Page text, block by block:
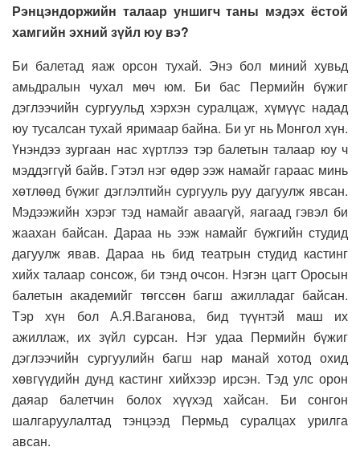
Рэнцэндоржийн талаар уншигч таны мэдэх ёстой
хамгийн эхний зүйл юу вэ?
Би балетад яаж орсон тухай. Энэ бол миний хувьд
амьдралын чухал мөч юм. Би бас Пермийн бүжиг
дэглээчийн сургуульд хэрхэн суралцаж, хүмүүс надад
юу тусалсан тухай яримаар байна. Би уг нь Монгол хүн.
Үнэндээ зургаан нас хүртлээ тэр балетын талаар юу ч
мэддэггүй байв. Гэтэл нэг өдөр ээж намайг гараас минь
хөтлөөд бүжиг дэглэлтийн сургууль руу дагуулж явсан.
Мэдээжийн хэрэг тэд намайг аваагүй, яагаад гэвэл би
жаахан байсан. Дараа нь ээж намайг бүжгийн студид
дагуулж явав. Дараа нь бид театрын студид кастинг
хийх талаар сонсож, би тэнд очсон. Нэгэн цагт Оросын
балетын академийг төгссөн багш ажилладаг байсан.
Тэр хүн бол А.Я.Ваганова, бид түүнтэй маш их
ажиллаж, их зүйл сурсан. Нэг удаа Пермийн бүжиг
дэглээчийн сургуулийн багш нар манай хотод охид
хөвгүүдийн дунд кастинг хийхээр ирсэн. Тэд улс орон
даяар балетчин болох хүүхэд хайсан. Би сонгон
шалгаруулалтад тэнцээд Пермьд суралцах урилга
авсан.